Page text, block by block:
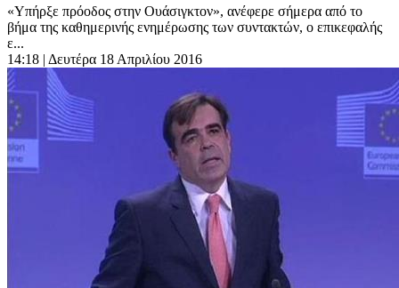
«Υπήρξε πρόοδος στην Ουάσιγκτον», ανέφερε σήμερα από το
βήμα της καθημερινής ενημέρωσης των συντακτών, ο επικεφαλής
ε...
14:18 | Δευτέρα 18 Απριλίου 2016